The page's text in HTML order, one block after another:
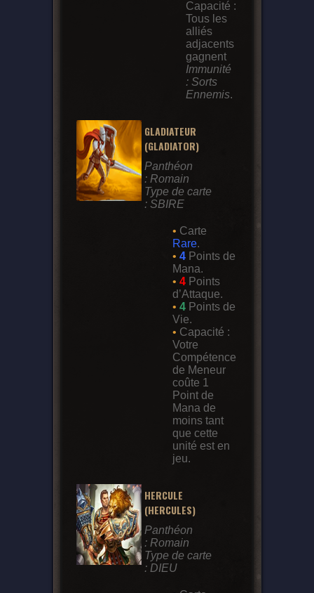
Capacité :
Tous les
alliés
adjacents
gagnent
Immunité
: Sorts
Ennemis.
GLADIATEUR
(GLADIATOR)
Panthéon
: Romain
Type de carte
: SBIRE
• Carte
Rare.
• 4Points de
Mana.
• 4Points
d’Attaque.
• 4Points de
Vie.
• Capacité :
Votre
Compétence
de Meneur
coûte 1
Point de
Mana de
moins tant
que cette
unité est en
jeu.
HERCULE
(HERCULES)
Panthéon
: Romain
Type de carte
: DIEU